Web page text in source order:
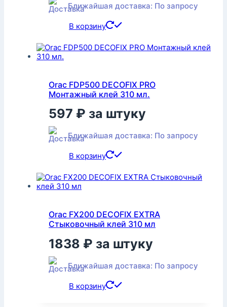
Ближайшая доставка: По запросу
В корзину
Orac FDP500 DECOFIX PRO
Монтажный клей 310 мл.
597 ₽ за штуку
Ближайшая доставка: По запросу
В корзину
Orac FX200 DECOFIX EXTRA
Стыковочный клей 310 мл
1838 ₽ за штуку
Ближайшая доставка: По запросу
В корзину